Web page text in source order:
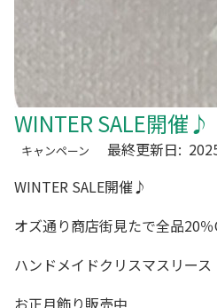
WINTER SALE開催♪
キャンペーン 最終更新日:
WINTER SALE開催♪
オズ通り商店街見たで全品20％
ハンドメイドクリスマスリース
お正月飾り販売中